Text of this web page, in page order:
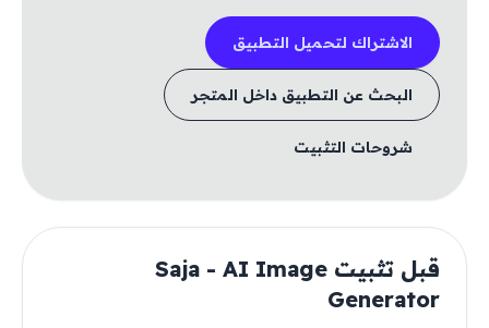
الاشتراك لتحميل التطبيق
البحث عن التطبيق داخل المتجر
شروحات التثبيت
قبل تثبيت Saja - AI Image
Generator